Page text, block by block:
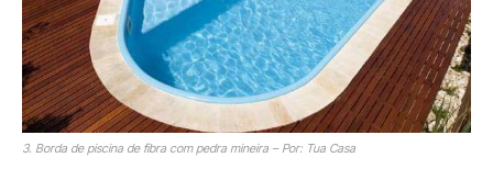
3. Borda de piscina de fibra com pedra mineira – Por: Tua Casa